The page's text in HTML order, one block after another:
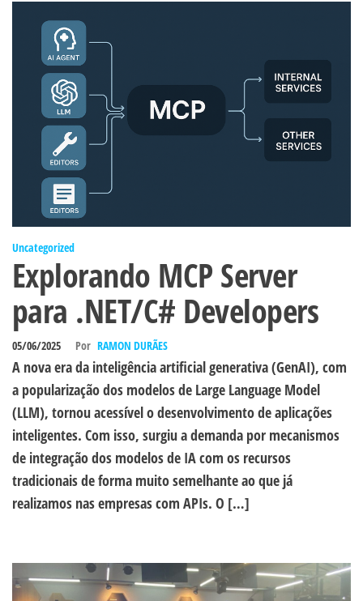
Uncategorized
Explorando MCP Server
para .NET/C# Developers
05/06/2025 Por RAMON DURÃES
A nova era da inteligência artificial generativa (GenAI), com
a popularização dos modelos de Large Language Model
(LLM), tornou acessível o desenvolvimento de aplicações
inteligentes. Com isso, surgiu a demanda por mecanismos
de integração dos modelos de IA com os recursos
tradicionais de forma muito semelhante ao que já
realizamos nas empresas com APIs. O […]